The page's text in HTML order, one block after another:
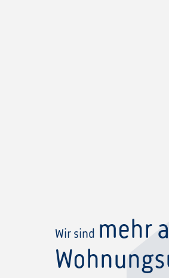
Wir sind mehr